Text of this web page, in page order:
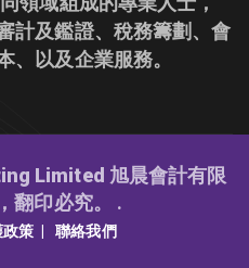
計及鑑證、稅務籌劃、會
、以及企業服務。
Limited 旭晨會計有限
翻印必究。
.
政策 聯絡我們